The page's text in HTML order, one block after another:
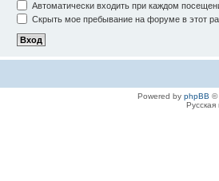
Автоматически входить при каждом
Скрыть мое пребывание на форуме в этот
Powered by phpBB ©